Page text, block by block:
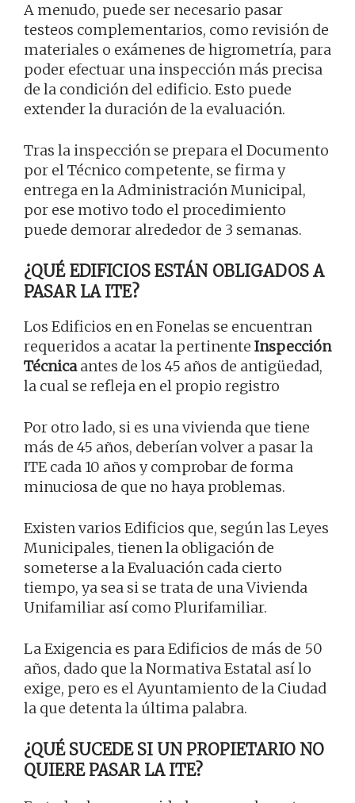
A menudo, puede ser necesario pasar
testeos complementarios, como revisión de
materiales o exámenes de higrometría, para
poder efectuar una inspección más precisa
de la condición del edificio. Esto puede
extender la duración de la evaluación.
Tras la inspección se prepara el Documento
por el Técnico competente, se firma y
entrega en la Administración Municipal,
por ese motivo todo el procedimiento
puede demorar alrededor de 3 semanas.
¿QUÉ EDIFICIOS ESTÁN OBLIGADOS A
PASAR LA ITE?
Los Edificios en en Fonelas se encuentran
requeridos a acatar la pertinente Inspección
Técnicaantes de los 45 años de antigüedad,
la cual se refleja en el propio registro
Por otro lado, si es una vivienda que tiene
más de 45 años, deberían volver a pasar la
ITE cada 10 años y comprobar de forma
minuciosa de que no haya problemas.
Existen varios Edificios que, según las Leyes
Municipales, tienen la obligación de
someterse a la Evaluación cada cierto
tiempo, ya sea si se trata de una Vivienda
Unifamiliar así como Plurifamiliar.
La Exigencia es para Edificios de más de 50
años, dado que la Normativa Estatal así lo
exige, pero es el Ayuntamiento de la Ciudad
la que detenta la última palabra.
¿QUÉ SUCEDE SI UN PROPIETARIO NO
QUIERE PASAR LA ITE?